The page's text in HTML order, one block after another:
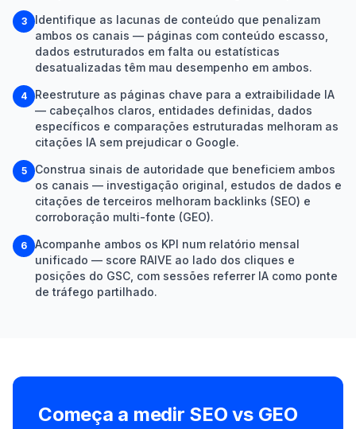
3
Identifique as lacunas de conteúdo que penalizam
ambos os canais — páginas com conteúdo escasso,
dados estruturados em falta ou estatísticas
desatualizadas têm mau desempenho em ambos.
4
Reestruture as páginas chave para a extraibilidade IA
— cabeçalhos claros, entidades definidas, dados
específicos e comparações estruturadas melhoram as
citações IA sem prejudicar o Google.
5
Construa sinais de autoridade que beneficiem ambos
os canais — investigação original, estudos de dados e
citações de terceiros melhoram backlinks (SEO) e
corroboração multi-fonte (GEO).
6
Acompanhe ambos os KPI num relatório mensal
unificado — score RAIVE ao lado dos cliques e
posições do GSC, com sessões referrer IA como ponte
de tráfego partilhado.
Começa a medir SEO vs GEO